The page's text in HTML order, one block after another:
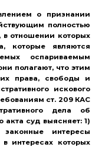
о признании
полностью
в отношении которых
которые являются
оспариваемым
полагают, что этим
права, свободы и
искового
ст. 209 КАС
дела об
акта суд выясняет: 1)
интересы
интересах которых